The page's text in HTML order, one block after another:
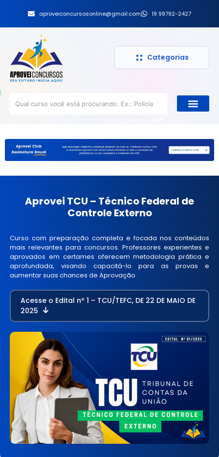
aproveiconcursosonline@gmail.com 19 99792-2427
Categorias
Aprovei TCU – Técnico Federal de
Controle Externo
Curso com preparação completa e focada nos conteúdos
mais relevantes para concursos. Professores experientes e
aprovados em certames oferecem metodologia prática e
aprofundada, visando capacitá-lo para as provas e
aumentar suas chances de Aprovação.
Acesse o Edital nº 1 – TCU/TEFC, DE 22 DE MAIO DE
2025